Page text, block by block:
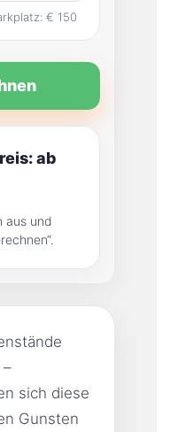
€ 150
ab
aus und
sich diese
Gunsten